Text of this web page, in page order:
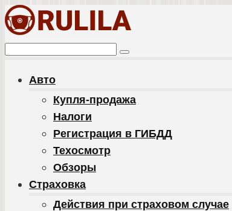
Перейти
к
контенту
Поиск:
Авто
Купля-продажа
Налоги
Регистрация в ГИБДД
Техосмотр
Обзоры
Cтраховка
Действия при страховом случае